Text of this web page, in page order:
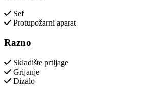
Sef
Protupožarni aparat
Razno
Skladište prtljage
Grijanje
Dizalo